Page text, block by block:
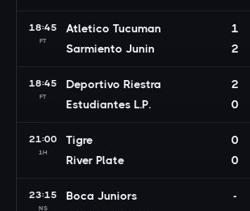
18:45
FT
Atletico Tucuman
1
Sarmiento Junin
2
18:45
FT
Deportivo Riestra
2
Estudiantes L.P.
0
21:00
1H
Tigre
0
River Plate
0
23:15
NS
Boca Juniors
-